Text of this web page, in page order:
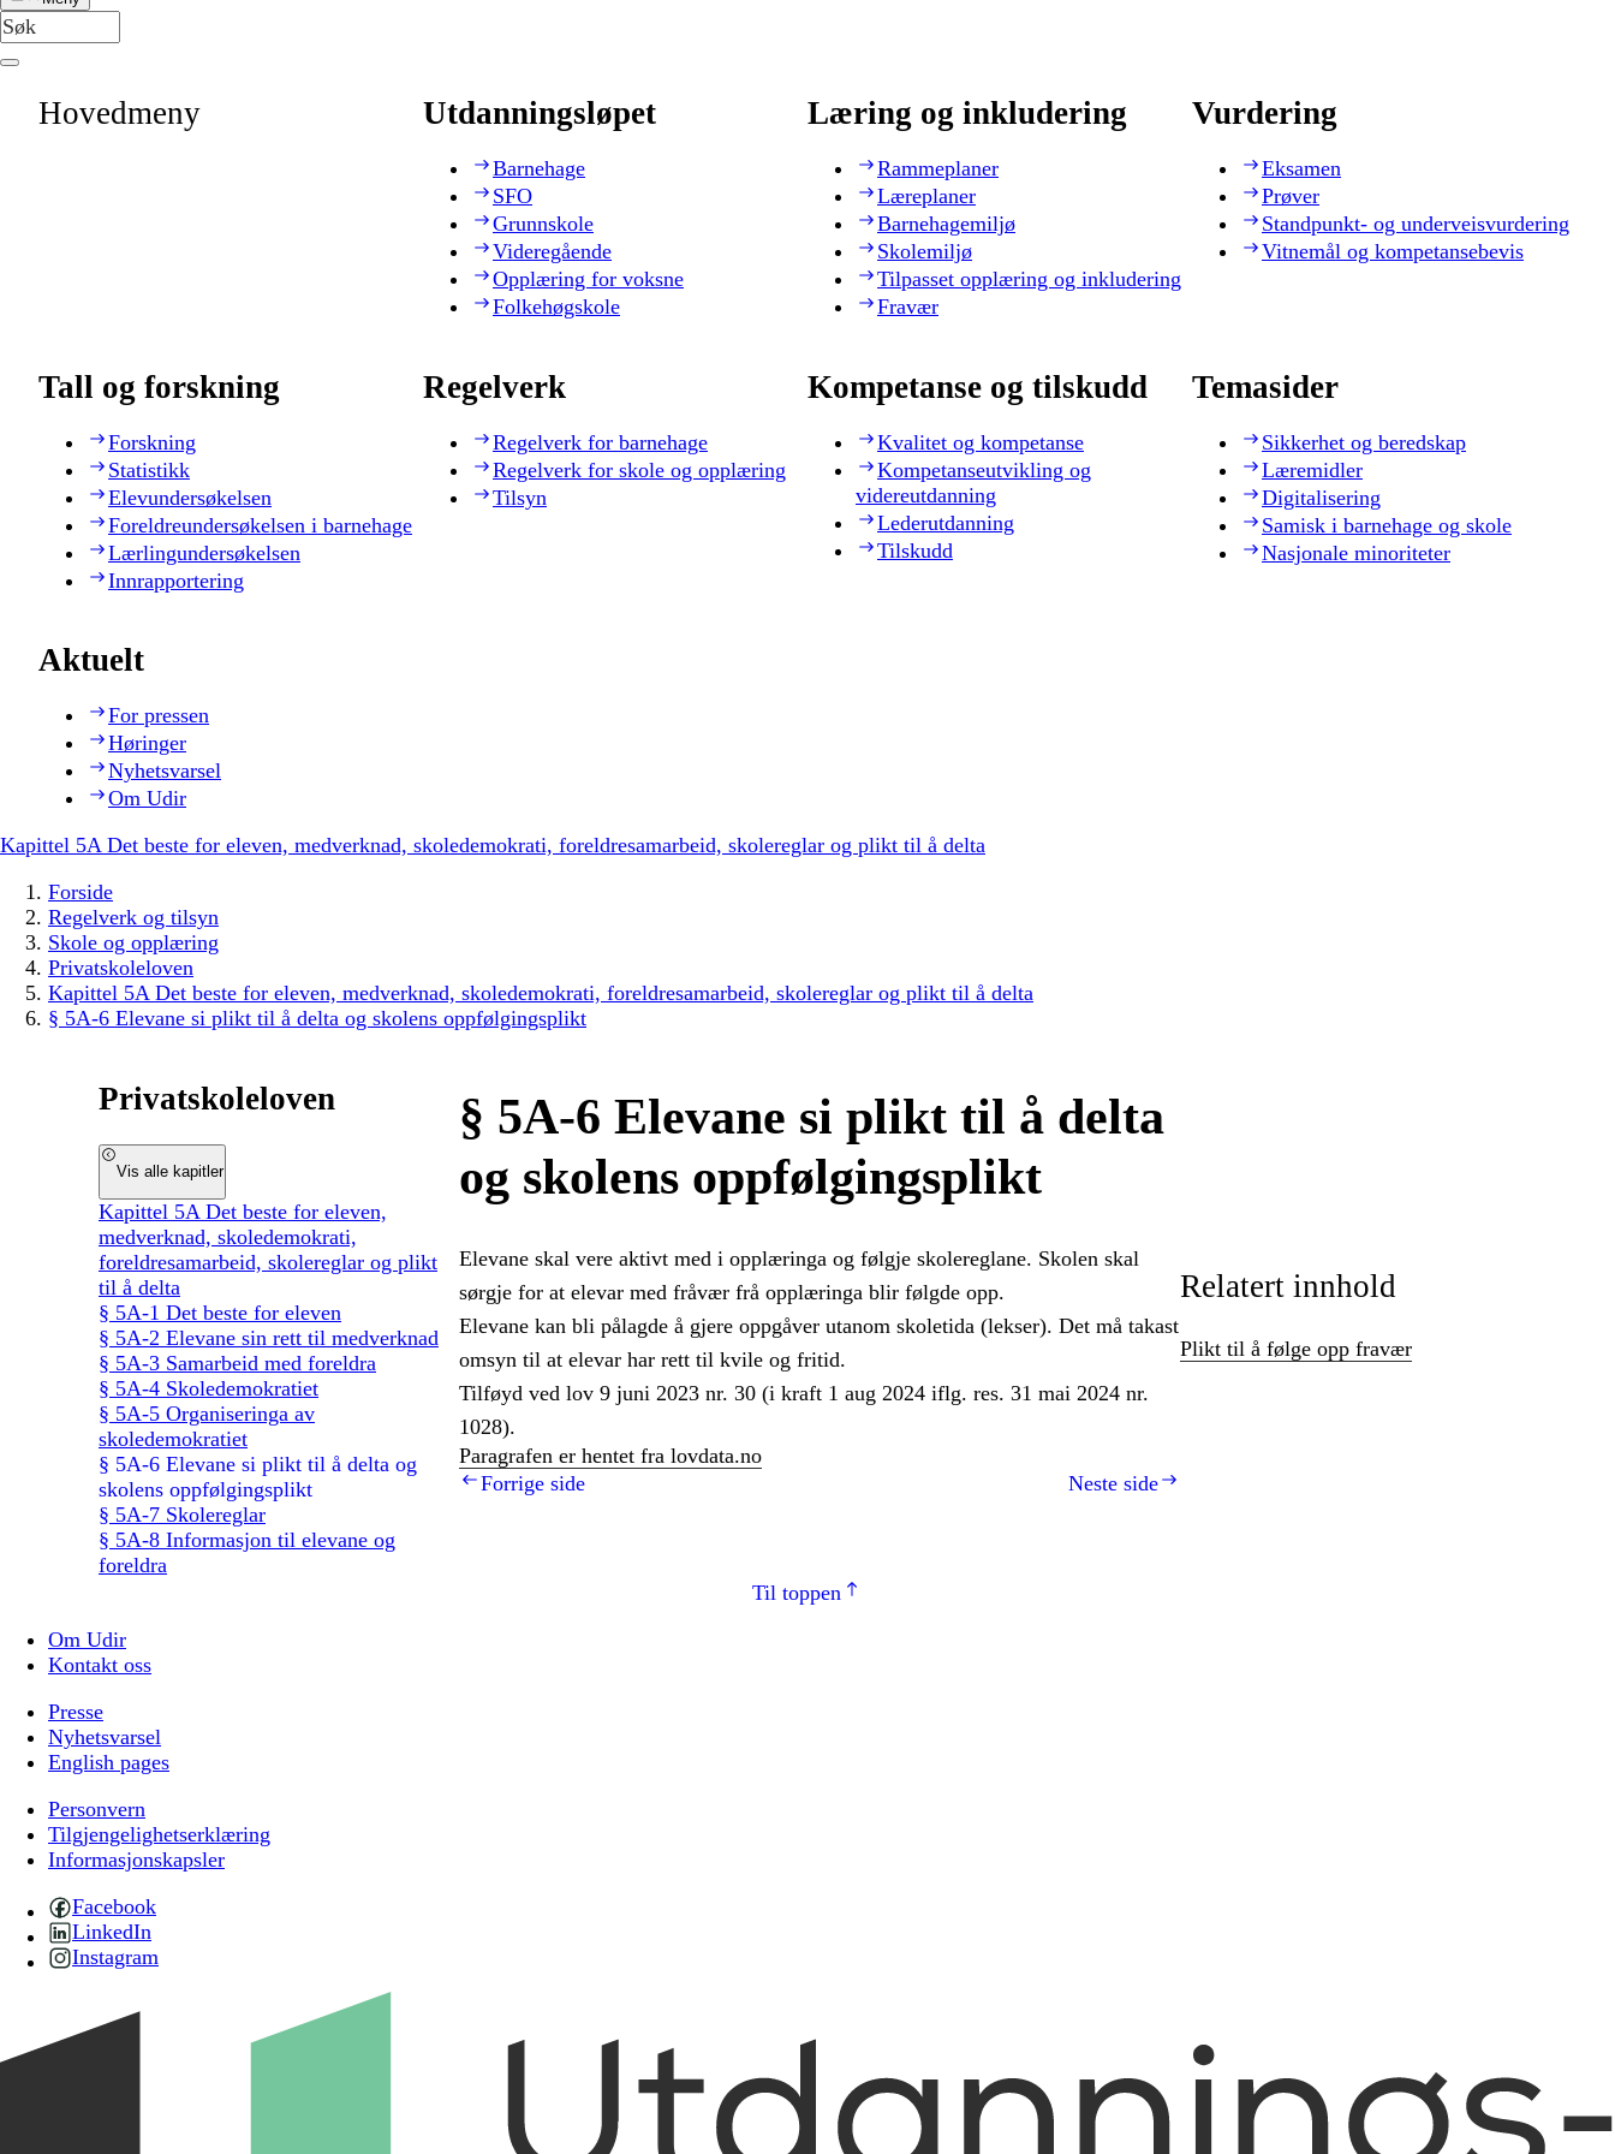
Hovedmeny Utdanningsløpet
Barnehage
SFO
Grunnskole
Videregående
Opplæring for voksne
Folkehøgskole
Læring og inkludering
Rammeplaner
Læreplaner
Barnehagemiljø
Skolemiljø
Tilpasset opplæring og inkludering
Fravær
Vurdering
Eksamen
Prøver
Standpunkt- og underveisvurdering
Vitnemål og kompetansebevis
Tall og forskning
Forskning
Statistikk
Elevundersøkelsen
Foreldreundersøkelsen i barnehage
Lærlingundersøkelsen
Innrapportering
Regelverk
Regelverk for barnehage
Regelverk for skole og opplæring
Tilsyn
Kompetanse og tilskudd
Kvalitet og kompetanse
Kompetanseutvikling og
videreutdanning
Lederutdanning
Tilskudd
Temasider
Sikkerhet og beredskap
Læremidler
Digitalisering
Samisk i barnehage og skole
Nasjonale minoriteter
Aktuelt
For pressen
Høringer
Nyhetsvarsel
Om Udir
Kapittel 5A Det beste for eleven, medverknad, skoledemokrati, foreldresamarbeid, skolereglar og plikt til å delta
Forside
Regelverk og tilsyn
Skole og opplæring
Privatskoleloven
Kapittel 5A Det beste for eleven, medverknad, skoledemokrati, foreldresamarbeid, skolereglar og plikt til å delta
§ 5A-6 Elevane si plikt til å delta og skolens oppfølgingsplikt
Privatskoleloven
Vis alle kapitler
Kapittel 5A Det beste for eleven,
medverknad, skoledemokrati,
foreldresamarbeid, skolereglar og plikt
til å delta
§ 5A-1 Det beste for eleven
§ 5A-2 Elevane sin rett til medverknad
§ 5A-3 Samarbeid med foreldra
§ 5A-4 Skoledemokratiet
§ 5A-5 Organiseringa av
skoledemokratiet
§ 5A-6 Elevane si plikt til å delta og
skolens oppfølgingsplikt
§ 5A-7 Skolereglar
§ 5A-8 Informasjon til elevane og
foreldra
§ 5A-6 Elevane si plikt til å delta
og skolens oppfølgingsplikt
Elevane skal vere aktivt med i opplæringa og følgje skolereglane. Skolen skal
sørgje for at elevar med fråvær frå opplæringa blir følgde opp.
Elevane kan bli pålagde å gjere oppgåver utanom skoletida (lekser). Det må takast
omsyn til at elevar har rett til kvile og fritid.
Tilføyd ved lov 9 juni 2023 nr. 30 (i kraft 1 aug 2024 iflg. res. 31 mai 2024 nr.
1028).
Paragrafen er hentet fra lovdata.no
Neste side
Forrige side
Relatert innhold
Plikt til å følge opp fravær
Til toppen
Om Udir
Kontakt oss
Presse
Nyhetsvarsel
English pages
Personvern
Tilgjengelighetserklæring
Informasjonskapsler
Facebook
LinkedIn
Instagram